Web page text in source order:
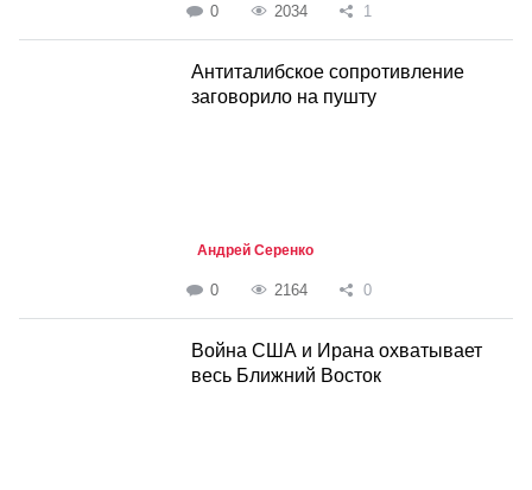
0 2034 1
Антиталибское сопротивление
заговорило на пушту
Андрей Серенко
0 2164 0
Война США и Ирана охватывает
весь Ближний Восток